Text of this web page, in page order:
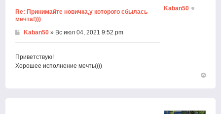
Re: Принимайте новичка,у которого сбылась
мечта!)))
Kaban50 » Вс июл 04, 2021 9:52 pm
Приветствую!
Хорошее исполнение мечты)))
Kaban50